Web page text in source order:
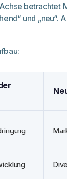
betrachtet
und „neu“.